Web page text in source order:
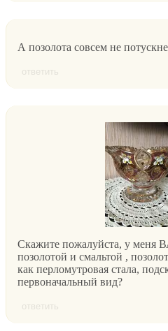
А позолота совсем не
ответить
Скажите пожалуйста, у меня
позолотой и смальтой ,
как перломутровая стала,
первоначальный вид?
ответить